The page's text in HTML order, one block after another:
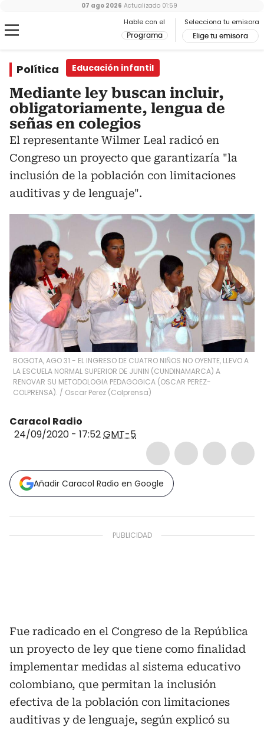
Hable con el
Programa
Selecciona tu emisora
Elige tu emisora
07 ago 2026 Actualizado 01:59
Política Educación infantil
Mediante ley buscan incluir,
obligatoriamente, lengua de
señas en colegios
El representante Wilmer Leal radicó en
Congreso un proyecto que garantizaría "la
inclusión de la población con limitaciones
auditivas y de lenguaje".
BOGOTA, AGO 31.- EL INGRESO DE CUATRO NIÑOS NO OYENTE, LLEVO A
LA ESCUELA NORMAL SUPERIOR DE JUNIN (CUNDINAMARCA) A
RENOVAR SU METODOLOGIA PEDAGOGICA (OSCAR PEREZ-
COLPRENSA). / Oscar Perez (Colprensa)
Caracol Radio
24/09/2020 - 17:52GMT-5
Añadir Caracol Radio en Google
Fue radicado en el Congreso de la República
un proyecto de ley que tiene como finalidad
implementar medidas al sistema educativo
colombiano, que permitan la inclusión
efectiva de la población con limitaciones
auditivas y de lenguaje, según explicó su